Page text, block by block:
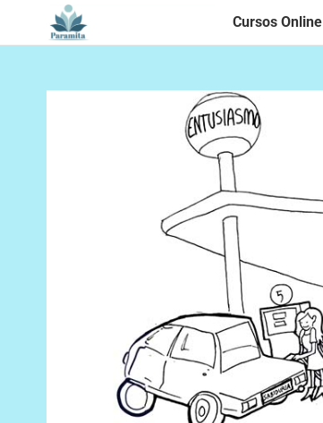
Cursos Online